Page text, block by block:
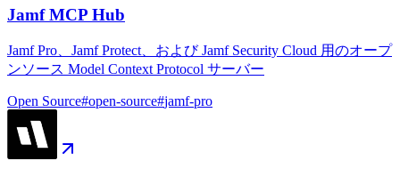
Jamf MCP Hub
Jamf Pro、Jamf Protect、および Jamf Security Cloud 用のオープ
ンソース Model Context Protocol サーバー
Open Source#open-source#jamf-pro